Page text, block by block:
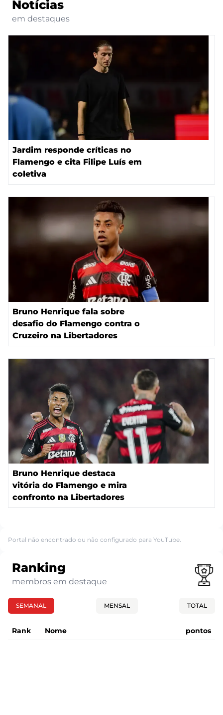
Notícias
em destaques
Jardim responde críticas no
Flamengo e cita Filipe Luís em
coletiva
Bruno Henrique fala sobre
desafio do Flamengo contra o
Cruzeiro na Libertadores
Bruno Henrique destaca
vitória do Flamengo e mira
confronto na Libertadores
Portal não encontrado ou não configurado para YouTube.
Ranking
membros em destaque
SEMANAL MENSAL TOTAL
Rank Nome pontos